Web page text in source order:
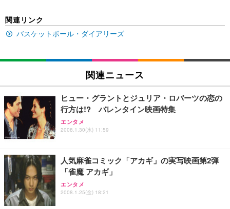
ュチェア 人間工学 疲れない ブラック
￥27,999
Sezlife オフィスチェア デスクチェア 疲れない テレ
ワーク チェア 強化バックレスト 30度ロッキング機
レスト 3Dヘッドレスト ハンガー付き 高反発クッシ
ョン PCチェア 通気性メッシュ ゲーミング/勉強/事
務用 おしゃれ パソコンチェア (ブラック)
￥7,680
Sezlife オフィスチェア デスクチェア 疲れない テレ
レスト 3Dヘッドレスト ハンガー付き 高反発クッシ
ョン PCチェア 通気性メッシュ ゲーミング/勉強/事
務用 おしゃれ パソコンチェア (ホワイト)
￥7,680
ANDWINT オフィスチェア デスクチェア 肘なし メ
イト
【純正品】27"ゲーミングモニター DualSense 充電
フック付き（CFI-ZDM1J）
￥49,979
【整備済み品】Dell E2724HS 27インチ 液晶モニタ
応 ComfortView ビジネス向け
￥15,800
【MiniLED/24.5inch/280Hz/FHD】GRAPHT THE S
x2袋(84枚) ホワイト(吸収面:ライトブルー)
￥3,234
ネオ・ルーライフ ネオ・オムツ L 中型犬用 26枚入
り 単品
￥1,800
Smart Basic(スマートベーシック) 【Amazon.co.jp
￥3,670
アイリスオーヤマ ペットシーツ 超厚型 お徳用 レギ
関連リンク
バスケットボール・ダイアリーズ
関連ニュース
ヒュー・グラントとジュリア・ロバーツの恋の
行方は!? バレンタイン映画特集
エンタメ
2008.1.30(水) 11:59
人気麻雀コミック「アカギ」の実写映画第2弾
「雀魔 アカギ」
エンタメ
2008.1.25(金) 18:21